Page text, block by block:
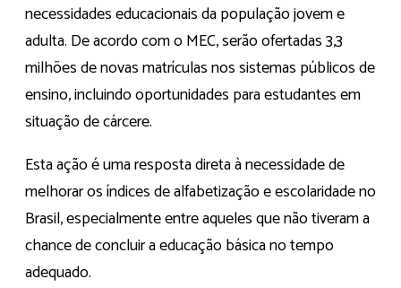
necessidades educacionais da população jovem e
adulta. De acordo com o MEC, serão ofertadas 3,3
milhões de novas matrículas nos sistemas públicos de
ensino, incluindo oportunidades para estudantes em
situação de cárcere.
Esta ação é uma resposta direta à necessidade de
melhorar os índices de alfabetização e escolaridade no
Brasil, especialmente entre aqueles que não tiveram a
chance de concluir a educação básica no tempo
adequado.